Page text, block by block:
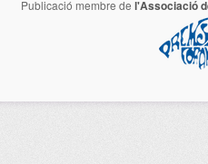
Publicació membre de l'Associació